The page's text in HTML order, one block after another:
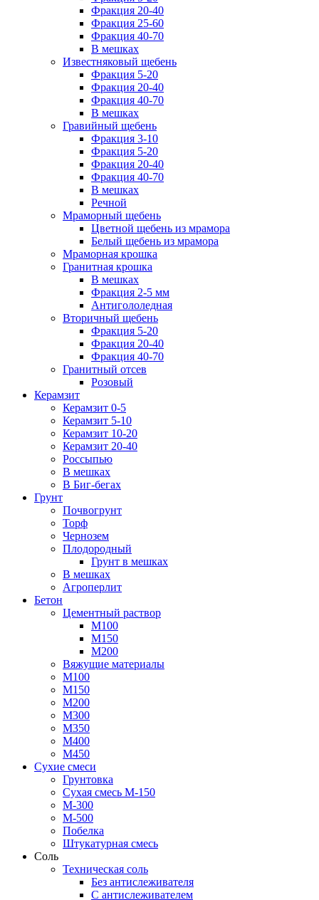
Фракция 20-40
Фракция 25-60
Фракция 40-70
В мешках
Известняковый щебень
Фракция 5-20
Фракция 20-40
Фракция 40-70
В мешках
Гравийный щебень
Фракция 3-10
Фракция 5-20
Фракция 20-40
Фракция 40-70
В мешках
Речной
Мраморный щебень
Цветной щебень из мрамора
Белый щебень из мрамора
Мраморная крошка
Гранитная крошка
В мешках
Фракция 2-5 мм
Антигололедная
Вторичный щебень
Фракция 5-20
Фракция 20-40
Фракция 40-70
Гранитный отсев
Розовый
Керамзит
Керамзит 0-5
Керамзит 5-10
Керамзит 10-20
Керамзит 20-40
Россыпью
В мешках
В Биг-бегах
Грунт
Почвогрунт
Торф
Чернозем
Плодородный
Грунт в мешках
В мешках
Агроперлит
Бетон
Цементный раствор
М100
М150
М200
Вяжущие материалы
М100
М150
М200
М300
М350
М400
М450
Сухие смеси
Грунтовка
Сухая смесь М-150
М-300
М-500
Побелка
Штукатурная смесь
Соль
Техническая соль
Без антислеживателя
С антислеживателем